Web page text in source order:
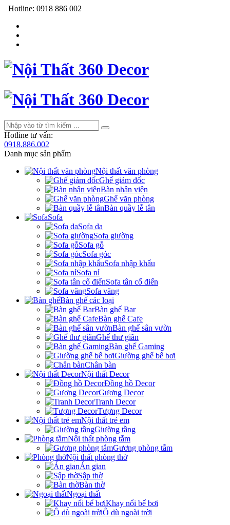
Hotline: 0918 886 002
Hotline tư vấn:
0918.886.002
Danh mục sản phẩm
Nội thất văn phòng
Ghế giám đốc
Bàn nhân viên
Ghế văn phòng
Bàn quầy lễ tân
Sofa
Sofa da
Sofa giường
Sofa gỗ
Sofa góc
Sofa nhập khẩu
Sofa nỉ
Sofa tân cổ điển
Sofa văng
Bàn ghế các loại
Bàn ghế Bar
Bàn ghế Cafe
Bàn ghế sân vườn
Ghế thư giãn
Bàn ghế Gaming
Giường ghế bể bơi
Chân bàn
Nội thất Decor
Đồng hồ Decor
Gương Decor
Tranh Decor
Tượng Decor
Nội thất trẻ em
Giường tầng
Nội thất phòng tắm
Gương phòng tắm
Nội thất phòng thờ
Án gian
Sập thờ
Bàn thờ
Ngoại thất
Khay nổi bể bơi
Ô dù ngoài trời